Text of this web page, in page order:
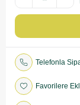
Telefonla
Favorilere